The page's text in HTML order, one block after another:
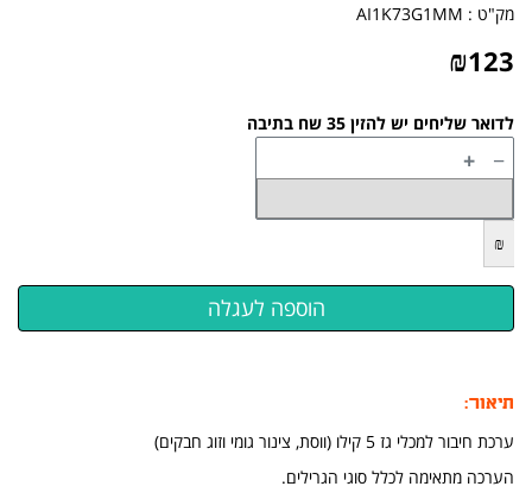
מק"ט : AI1K73G1MM
₪123
לדואר שליחים יש להזין 35 שח בתיבה
−
+
₪
תיאור:
ערכת חיבור למכלי גז 5 קילו (ווסת, צינור גומי וזוג חבקים)
הערכה מתאימה לכלל סוגי הגרילים.